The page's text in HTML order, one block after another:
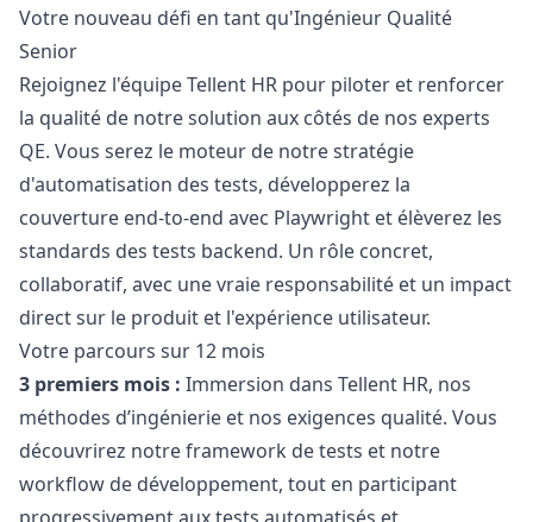
Description
Votre nouveau défi en tant qu'Ingénieur Qualité
Senior
Rejoignez l'équipe Tellent HR pour piloter et renforcer
la qualité de notre solution aux côtés de nos experts
QE. Vous serez le moteur de notre stratégie
d'automatisation des tests, développerez la
couverture end-to-end avec Playwright et élèverez les
standards des tests backend. Un rôle concret,
collaboratif, avec une vraie responsabilité et un impact
direct sur le produit et l'expérience utilisateur.
Votre parcours sur 12 mois
3 premiers mois : Immersion dans Tellent HR, nos
méthodes d’ingénierie et nos exigences qualité. Vous
découvrirez notre framework de tests et notre
workflow de développement, tout en participant